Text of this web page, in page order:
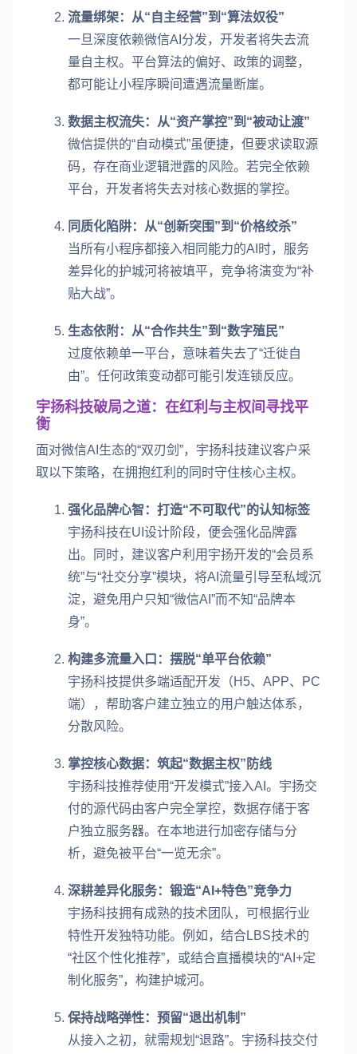
流量绑架：从“自主经营”到“算法奴役”
一旦深度依赖微信AI分发，开发者将失去流
量自主权。平台算法的偏好、政策的调整，
都可能让小程序瞬间遭遇流量断崖。
数据主权流失：从“资产掌控”到“被动让渡”
微信提供的“自动模式”虽便捷，但要求读取源
码，存在商业逻辑泄露的风险。若完全依赖
平台，开发者将失去对核心数据的掌控。
同质化陷阱：从“创新突围”到“价格绞杀”
当所有小程序都接入相同能力的AI时，服务
差异化的护城河将被填平，竞争将演变为“补
贴大战”。
生态依附：从“合作共生”到“数字殖民”
过度依赖单一平台，意味着失去了“迁徙自
由”。任何政策变动都可能引发连锁反应。
宇扬科技破局之道：在红利与主权间寻找平
衡
面对微信AI生态的“双刃剑”，宇扬科技建议客户采
取以下策略，在拥抱红利的同时守住核心主权。
强化品牌心智：打造“不可取代”的认知标签
宇扬科技在UI设计阶段，便会强化品牌露
出。同时，建议客户利用宇扬开发的“会员系
统”与“社交分享”模块，将AI流量引导至私域沉
淀，避免用户只知“微信AI”而不知“品牌本
身”。
构建多流量入口：摆脱“单平台依赖”
宇扬科技提供多端适配开发（H5、APP、PC
端），帮助客户建立独立的用户触达体系，
分散风险。
掌控核心数据：筑起“数据主权”防线
宇扬科技推荐使用“开发模式”接入AI。宇扬交
付的源代码由客户完全掌控，数据存储于客
户独立服务器。在本地进行加密存储与分
析，避免被平台“一览无余”。
深耕差异化服务：锻造“AI+特色”竞争力
宇扬科技拥有成熟的技术团队，可根据行业
特性开发独特功能。例如，结合LBS技术的
“社区个性化推荐”，或结合直播模块的“AI+定
制化服务”，构建护城河。
保持战略弹性：预留“退出机制”
从接入之初，就需规划“退路”。宇扬科技交付